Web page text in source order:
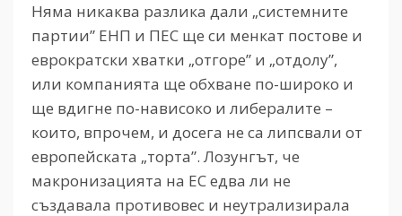
Няма никаква разлика дали „системните
партии” ЕНП и ПЕС ще си менкат постове и
еврократски хватки „отгоре” и „отдолу”,
или компанията ще обхване по-широко и
ще вдигне по-нависоко и либералите –
които, впрочем, и досега не са липсвали от
европейската „торта”. Лозунгът, че
макронизацията на ЕС едва ли не
създавала противовес и неутрализирала